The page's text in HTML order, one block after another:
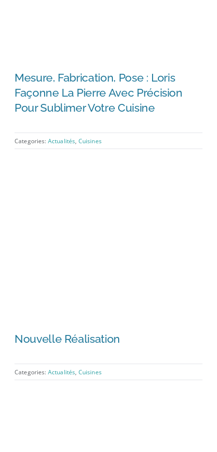
Mesure, Fabrication, Pose : Loris
Façonne La Pierre Avec Précision
Pour Sublimer Votre Cuisine
Categories: Actualités, Cuisines
Nouvelle Réalisation
Categories: Actualités, Cuisines